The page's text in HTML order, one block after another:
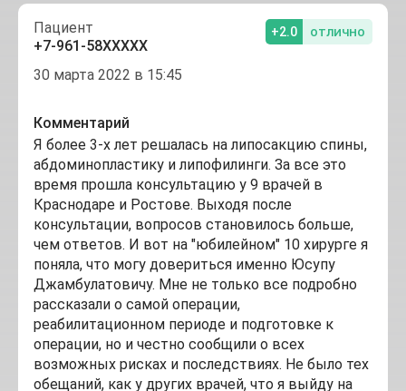
Пациент
+7-961-58XXXXX
+2.0 отлично
30 марта 2022 в 15:45
Комментарий
Я более 3-х лет решалась на липосакцию спины,
абдоминопластику и липофилинги. За все это
время прошла консультацию у 9 врачей в
Краснодаре и Ростове. Выходя после
консультации, вопросов становилось больше,
чем ответов. И вот на "юбилейном" 10 хирурге я
поняла, что могу довериться именно Юсупу
Джамбулатовичу. Мне не только все подробно
рассказали о самой операции,
реабилитационном периоде и подготовке к
операции, но и честно сообщили о всех
возможных рисках и последствиях. Не было тех
обещаний, как у других врачей, что я выйду на